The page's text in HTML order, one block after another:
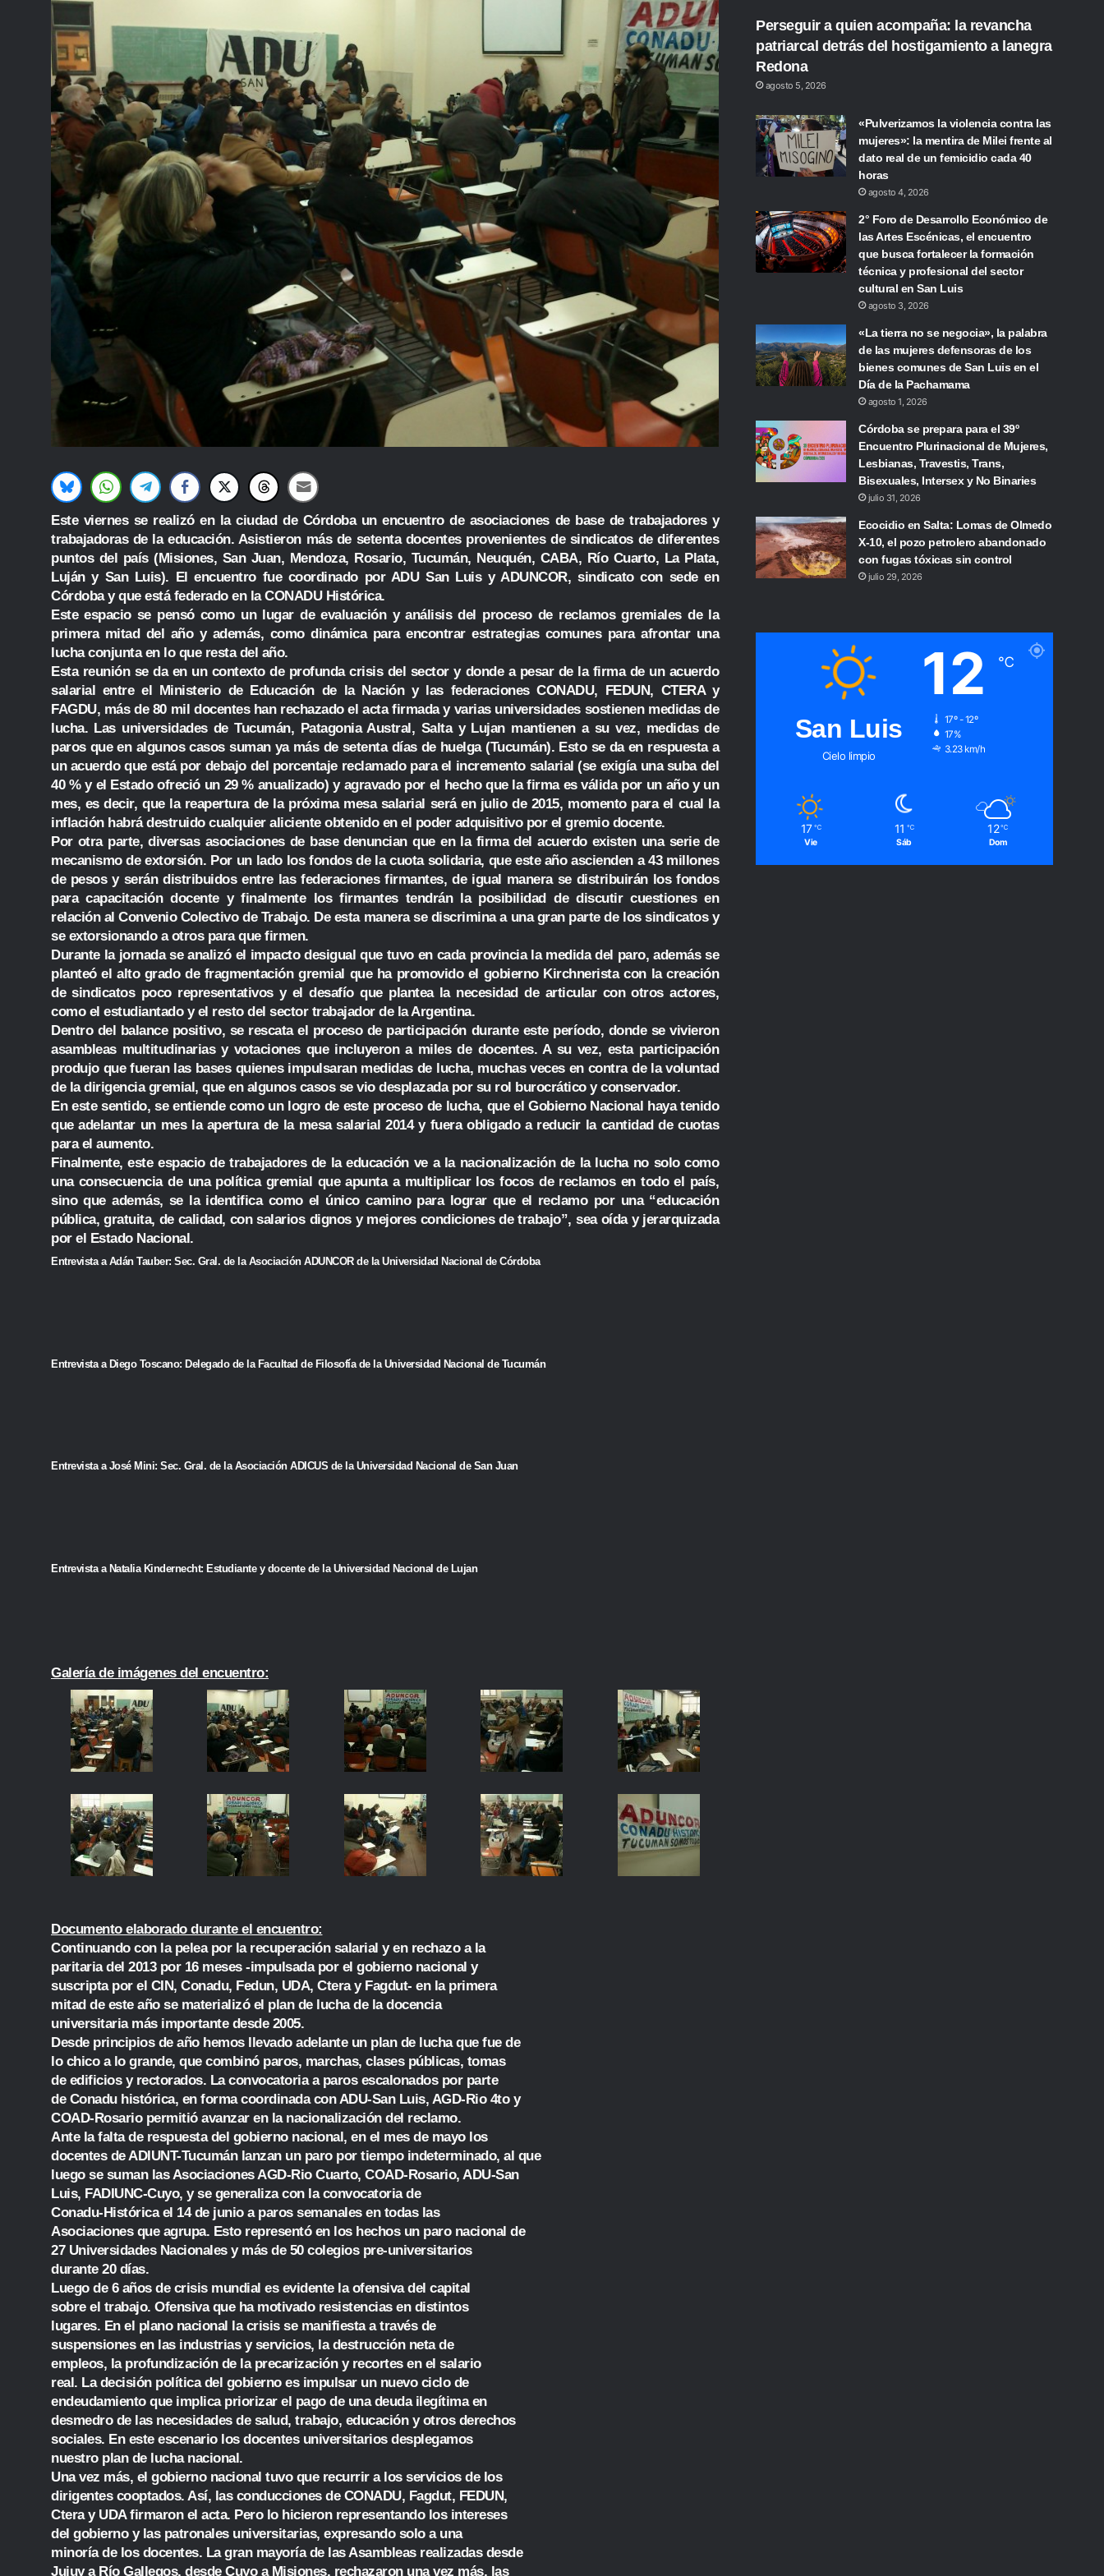
Este viernes se realizó en la ciudad de Córdoba un encuentro de asociaciones de base de trabajadores y
trabajadoras de la educación. Asistieron más de setenta docentes provenientes de sindicatos de diferentes
puntos del país (Misiones, San Juan, Mendoza, Rosario, Tucumán, Neuquén, CABA, Río Cuarto, La Plata,
Luján y San Luis). El encuentro fue coordinado por ADU San Luis y ADUNCOR, sindicato con sede en
Córdoba y que está federado en la CONADU Histórica.
Este espacio se pensó como un lugar de evaluación y análisis del proceso de reclamos gremiales de la
primera mitad del año y además, como dinámica para encontrar estrategias comunes para afrontar una
lucha conjunta en lo que resta del año.
Esta reunión se da en un contexto de profunda crisis del sector y donde a pesar de la firma de un acuerdo
salarial entre el Ministerio de Educación de la Nación y las federaciones CONADU, FEDUN, CTERA y
FAGDU, más de 80 mil docentes han rechazado el acta firmada y varias universidades sostienen medidas de
lucha. Las universidades de Tucumán, Patagonia Austral, Salta y Lujan mantienen a su vez, medidas de
paros que en algunos casos suman ya más de setenta días de huelga (Tucumán). Esto se da en respuesta a
un acuerdo que está por debajo del porcentaje reclamado para el incremento salarial (se exigía una suba del
40 % y el Estado ofreció un 29 % anualizado) y agravado por el hecho que la firma es válida por un año y un
mes, es decir, que la reapertura de la próxima mesa salarial será en julio de 2015, momento para el cual la
inflación habrá destruido cualquier aliciente obtenido en el poder adquisitivo por el gremio docente.
Por otra parte, diversas asociaciones de base denuncian que en la firma del acuerdo existen una serie de
mecanismo de extorsión. Por un lado los fondos de la cuota solidaria, que este año ascienden a 43 millones
de pesos y serán distribuidos entre las federaciones firmantes, de igual manera se distribuirán los fondos
para capacitación docente y finalmente los firmantes tendrán la posibilidad de discutir cuestiones en
relación al Convenio Colectivo de Trabajo. De esta manera se discrimina a una gran parte de los sindicatos y
se extorsionando a otros para que firmen.
Durante la jornada se analizó el impacto desigual que tuvo en cada provincia la medida del paro, además se
planteó el alto grado de fragmentación gremial que ha promovido el gobierno Kirchnerista con la creación
de sindicatos poco representativos y el desafío que plantea la necesidad de articular con otros actores,
como el estudiantado y el resto del sector trabajador de la Argentina.
Dentro del balance positivo, se rescata el proceso de participación durante este período, donde se vivieron
asambleas multitudinarias y votaciones que incluyeron a miles de docentes. A su vez, esta participación
produjo que fueran las bases quienes impulsaran medidas de lucha, muchas veces en contra de la voluntad
de la dirigencia gremial, que en algunos casos se vio desplazada por su rol burocrático y conservador.
En este sentido, se entiende como un logro de este proceso de lucha, que el Gobierno Nacional haya tenido
que adelantar un mes la apertura de la mesa salarial 2014 y fuera obligado a reducir la cantidad de cuotas
para el aumento.
Finalmente, este espacio de trabajadores de la educación ve a la nacionalización de la lucha no solo como
una consecuencia de una política gremial que apunta a multiplicar los focos de reclamos en todo el país,
sino que además, se la identifica como el único camino para lograr que el reclamo por una “educación
pública, gratuita, de calidad, con salarios dignos y mejores condiciones de trabajo”, sea oída y jerarquizada
por el Estado Nacional.
Entrevista a Adán Tauber: Sec. Gral. de la Asociación ADUNCOR de la Universidad Nacional de Córdoba
Entrevista a Diego Toscano: Delegado de la Facultad de Filosofía de la Universidad Nacional de Tucumán
Entrevista a José Mini: Sec. Gral. de la Asociación ADICUS de la Universidad Nacional de San Juan
Entrevista a Natalia Kindernecht: Estudiante y docente de la Universidad Nacional de Lujan
Galería de imágenes del encuentro:
Documento elaborado durante el encuentro:
Continuando con la pelea por la recuperación salarial y en rechazo a la
paritaria del 2013 por 16 meses -impulsada por el gobierno nacional y
suscripta por el CIN, Conadu, Fedun, UDA, Ctera y Fagdut- en la primera
mitad de este año se materializó el plan de lucha de la docencia
universitaria más importante desde 2005.
Desde principios de año hemos llevado adelante un plan de lucha que fue de
lo chico a lo grande, que combinó paros, marchas, clases públicas, tomas
de edificios y rectorados. La convocatoria a paros escalonados por parte
de Conadu histórica, en forma coordinada con ADU-San Luis, AGD-Rio 4to y
COAD-Rosario permitió avanzar en la nacionalización del reclamo.
Ante la falta de respuesta del gobierno nacional, en el mes de mayo los
docentes de ADIUNT-Tucumán lanzan un paro por tiempo indeterminado, al que
luego se suman las Asociaciones AGD-Rio Cuarto, COAD-Rosario, ADU-San
Luis, FADIUNC-Cuyo, y se generaliza con la convocatoria de
Conadu-Histórica el 14 de junio a paros semanales en todas las
Asociaciones que agrupa. Esto representó en los hechos un paro nacional de
27 Universidades Nacionales y más de 50 colegios pre-universitarios
durante 20 días.
Luego de 6 años de crisis mundial es evidente la ofensiva del capital
sobre el trabajo. Ofensiva que ha motivado resistencias en distintos
lugares. En el plano nacional la crisis se manifiesta a través de
suspensiones en las industrias y servicios, la destrucción neta de
empleos, la profundización de la precarización y recortes en el salario
real. La decisión política del gobierno es impulsar un nuevo ciclo de
endeudamiento que implica priorizar el pago de una deuda ilegítima en
desmedro de las necesidades de salud, trabajo, educación y otros derechos
sociales. En este escenario los docentes universitarios desplegamos
nuestro plan de lucha nacional.
Una vez más, el gobierno nacional tuvo que recurrir a los servicios de los
dirigentes cooptados. Así, las conducciones de CONADU, Fagdut, FEDUN,
Ctera y UDA firmaron el acta. Pero lo hicieron representando los intereses
del gobierno y las patronales universitarias, expresando solo a una
minoría de los docentes. La gran mayoría de las Asambleas realizadas desde
Jujuy a Río Gallegos, desde Cuyo a Misiones, rechazaron una vez más, las
Perseguir a quien acompaña: la revancha
patriarcal detrás del hostigamiento a lanegra
Redona
agosto 5, 2026
«Pulverizamos la violencia contra las
mujeres»: la mentira de Milei frente al
dato real de un femicidio cada 40
horas
agosto 4, 2026
2° Foro de Desarrollo Económico de
las Artes Escénicas, el encuentro
que busca fortalecer la formación
técnica y profesional del sector
cultural en San Luis
agosto 3, 2026
«La tierra no se negocia», la palabra
de las mujeres defensoras de los
bienes comunes de San Luis en el
Día de la Pachamama
agosto 1, 2026
Córdoba se prepara para el 39º
Encuentro Plurinacional de Mujeres,
Lesbianas, Travestis, Trans,
Bisexuales, Intersex y No Binaries
julio 31, 2026
Ecocidio en Salta: Lomas de Olmedo
X-10, el pozo petrolero abandonado
con fugas tóxicas sin control
julio 29, 2026
San Luis
Cielo limpio
12 ℃
17º - 12º
17%
3.23 km/h
17 ℃
Vie
11 ℃
Sáb
12 ℃
Dom